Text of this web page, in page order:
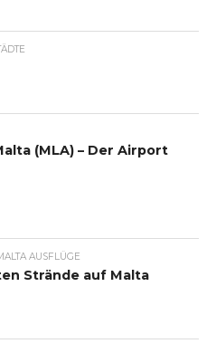
(MLA) – Der Airport
AUSFLÜGE
Strände auf Malta